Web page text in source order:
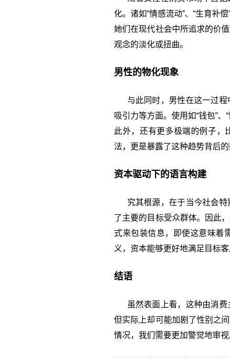
化。诸如“情感流动”、“生育补
她们在现代社会中所追求的价
观念的淡化或扭曲。
男性的物化现象
与此同时，男性在这一过程
吸引力等方面。使用如“钱包”
此外，还有更多极端的例子，
法，更是暴露了这种趋势背后的
资本驱动下的语言构建
究其根源，在于当今社会特
了主要的目标受众群体。因此
式来包装信息，即使这意味着
义，资本能够更好地满足目标
结语
虽然表面上看，这种由消费
但实际上却可能加剧了性别之
情况，我们需要更加警觉地审